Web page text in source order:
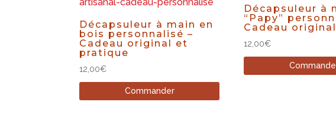
croissant
Décapsuleur à main en
bois personnalisé –
Cadeau original et
pratique
12,00€
Commander
Décapsuleur à
“Papy”
Cadeau
12,00€